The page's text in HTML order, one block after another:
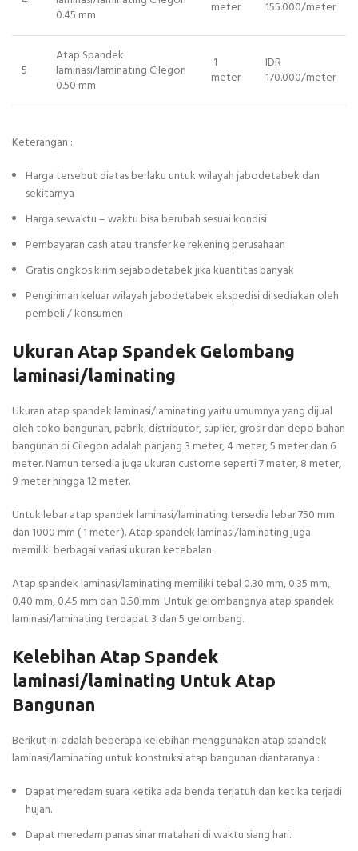
0.45 mm
meter
155.000/meter
5
Atap Spandek
laminasi/laminating Cilegon
0.50 mm
1
meter
IDR
170.000/meter
Keterangan :
Harga tersebut diatas berlaku untuk wilayah jabodetabek dan
sekitarnya
Harga sewaktu – waktu bisa berubah sesuai kondisi
Pembayaran cash atau transfer ke rekening perusahaan
Gratis ongkos kirim sejabodetabek jika kuantitas banyak
Pengiriman keluar wilayah jabodetabek ekspedisi di sediakan oleh
pembeli / konsumen
Ukuran Atap Spandek Gelombang
laminasi/laminating
Ukuran atap spandek laminasi/laminating yaitu umumnya yang dijual
oleh toko bangunan, pabrik, distributor, suplier, grosir dan depo bahan
bangunan di Cilegon adalah panjang 3 meter, 4 meter, 5 meter dan 6
meter. Namun tersedia juga ukuran custome seperti 7 meter, 8 meter,
9 meter hingga 12 meter.
Untuk lebar atap spandek laminasi/laminating tersedia lebar 750 mm
dan 1000 mm ( 1 meter ). Atap spandek laminasi/laminating juga
memiliki berbagai variasi ukuran ketebalan.
Atap spandek laminasi/laminating memiliki tebal 0.30 mm, 0.35 mm,
0.40 mm, 0.45 mm dan 0.50 mm. Untuk gelombangnya atap spandek
laminasi/laminating terdapat 3 dan 5 gelombang.
Kelebihan Atap Spandek
laminasi/laminating Untuk Atap
Bangunan
Berikut ini adalah beberapa kelebihan menggunakan atap spandek
laminasi/laminating untuk konstruksi atap bangunan diantaranya :
Dapat meredam suara ketika ada benda terjatuh dan ketika terjadi
hujan.
Dapat meredam panas sinar matahari di waktu siang hari.